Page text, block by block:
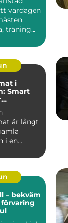
vardagen
träning
i
Smart
är långt
i en
– bekväm
förvaring